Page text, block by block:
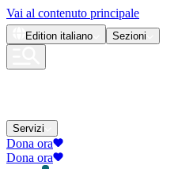
Vai al contenuto principale
Edition italiano Sezioni
Servizi
Dona ora
Dona ora